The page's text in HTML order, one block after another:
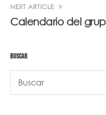
NEXT ARTICLE
Calendario del
BUSCAR